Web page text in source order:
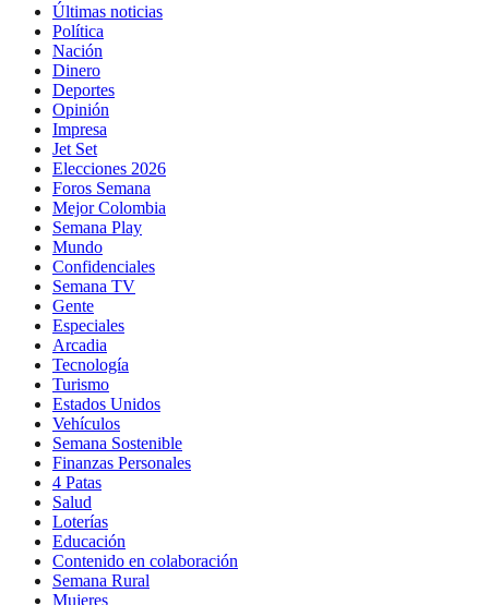
Últimas noticias
Política
Nación
Dinero
Deportes
Opinión
Impresa
Jet Set
Elecciones 2026
Foros Semana
Mejor Colombia
Semana Play
Mundo
Confidenciales
Semana TV
Gente
Especiales
Arcadia
Tecnología
Turismo
Estados Unidos
Vehículos
Semana Sostenible
Finanzas Personales
4 Patas
Salud
Loterías
Educación
Contenido en colaboración
Semana Rural
Mujeres